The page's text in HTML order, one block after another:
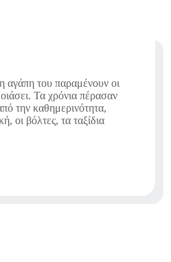
αγάπη του παραμένουν οι
Τα χρόνια πέρασαν
την καθημερινότητα,
οι βόλτες, τα ταξίδια